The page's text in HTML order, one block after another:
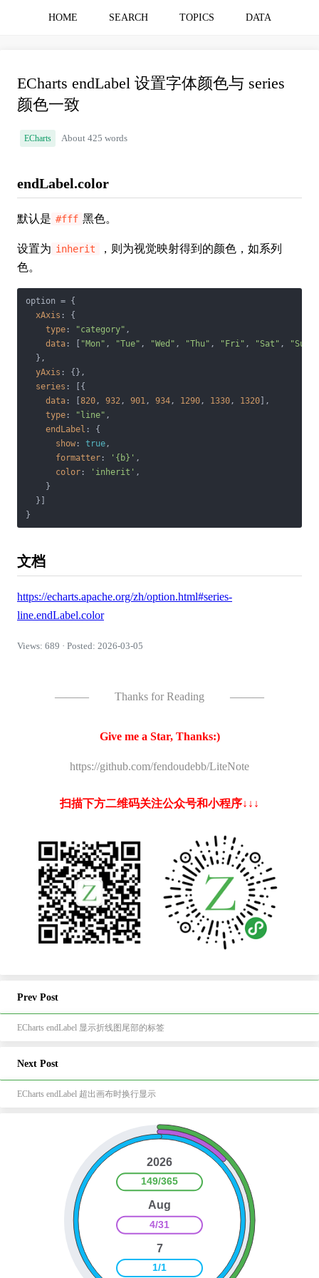
HOME SEARCH TOPICS DATA
ECharts endLabel 设置字体颜色与 series
颜色一致
ECharts About 425 words
endLabel.color
默认是 #fff 黑色。
设置为 inherit
，则为视觉映射得到的颜色，如系列
色。
option = {
xAxis : {
type : "category" ,
data : [ "Mon" , "Tue" , "Wed" , "Thu" , "Fri" , "Sat" , "Sun"
  },
yAxis : {},
series : [{
data : [ 820, 932, 901, 934, 1290, 1330, 1320 ],
type : "line" ,
endLabel : {
show : true,
formatter : '{b}' ,
color : 'inherit' ,
    }
  }]
文档
https://echarts.apache.org/zh/option.html#series-
line.endLabel.color
Views: 689 · Posted: 2026-03-05
——— Thanks for Reading ———
Give me a Star, Thanks:)
https://github.com/fendoudebb/LiteNote
扫描下方二维码关注公众号和小程序↓↓↓
Prev Post
ECharts endLabel 显示折线图尾部的标签
Next Post
ECharts endLabel 超出画布时换行显示